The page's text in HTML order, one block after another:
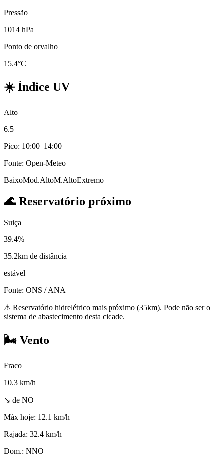
Pressão
1014 hPa
Ponto de orvalho
15.4°C
☀️ Índice UV
Alto
6.5
Pico: 10:00–14:00
Fonte: Open-Meteo
BaixoMod.AltoM.AltoExtremo
🌊Reservatório próximo
Suiça
39.4%
35.2km de distância
estável
Fonte: ONS / ANA
⚠ Reservatório hidrelétrico mais próximo (35km). Pode não ser o
sistema de abastecimento desta cidade.
🌬️ Vento
Fraco
10.3 km/h
↘ de NO
Máx hoje: 12.1 km/h
Rajada: 32.4 km/h
Dom.: NNO